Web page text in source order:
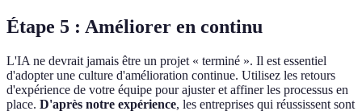
Étape 5 : Améliorer en continu
L'IA ne devrait jamais être un projet « terminé ». Il est essentiel
d'adopter une culture d'amélioration continue. Utilisez les retours
d'expérience de votre équipe pour ajuster et affiner les processus en
place. D'après notre expérience, les entreprises qui réussissent sont